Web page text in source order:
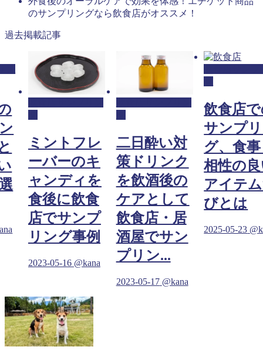
のサンプリングなら飲食店がオススメ！
過去掲載記事
ミントフレ
ーバーのキ
ャンディを
食後に飲食
店でサンプ
リング事例
2023-05-16 @kana
二日酔い対
策ドリンク
を飲酒後の
ケアとして
飲食店・居
酒屋でサン
プリン...
2023-05-17 @kana
飲食店
サンプ
グ、食
相性の
アイテ
びとは
2025-05-23